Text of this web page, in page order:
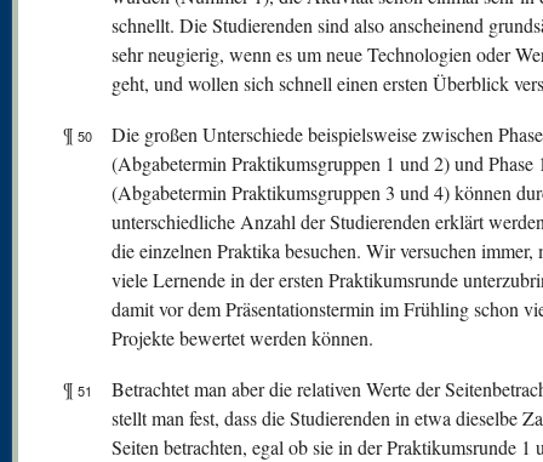
schnellt. Die Studierenden sind also anscheinend
sehr neugierig, wenn es um neue Technologien oder
geht, und wollen sich schnell einen ersten Überblick
¶ 50
Die großen Unterschiede beispielsweise zwischen
(Abgabetermin Praktikumsgruppen 1 und 2) und Phase
(Abgabetermin Praktikumsgruppen 3 und 4) können
unterschiedliche Anzahl der Studierenden erklärt
die einzelnen Praktika besuchen. Wir versuchen immer,
viele Lernende in der ersten Praktikumsrunde
damit vor dem Präsentationstermin im Frühling schon
Projekte bewertet werden können.
¶ 51
Betrachtet man aber die relativen Werte der
stellt man fest, dass die Studierenden in etwa dieselbe
Seiten betrachten, egal ob sie in der Praktikumsrunde 1